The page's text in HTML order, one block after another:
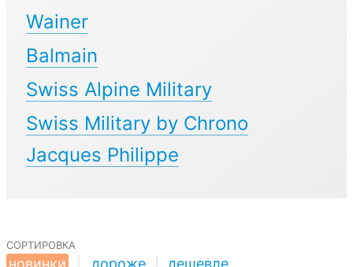
Wainer
Balmain
Swiss Alpine Military
Swiss Military by Chrono
Jacques Philippe
сортировка
новинки
дороже дешевле